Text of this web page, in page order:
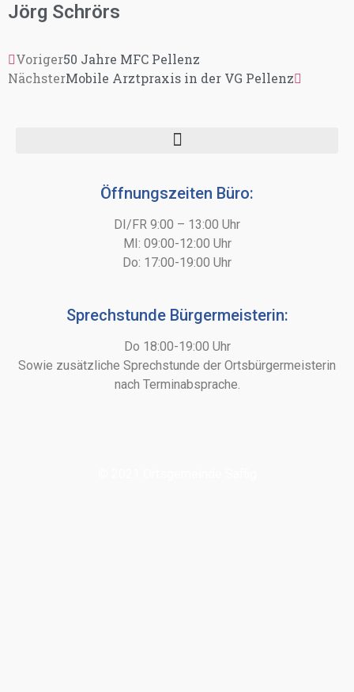
Jörg Schrörs
Voriger50 Jahre MFC Pellenz
NächsterMobile Arztpraxis in der VG Pellenz
Öffnungszeiten Büro:
DI/FR 9:00 – 13:00 Uhr
MI: 09:00-12:00 Uhr
Do: 17:00-19:00 Uhr
Sprechstunde Bürgermeisterin:
Do 18:00-19:00 Uhr
Sowie zusätzliche Sprechstunde der Ortsbürgermeisterin
nach Terminabsprache.